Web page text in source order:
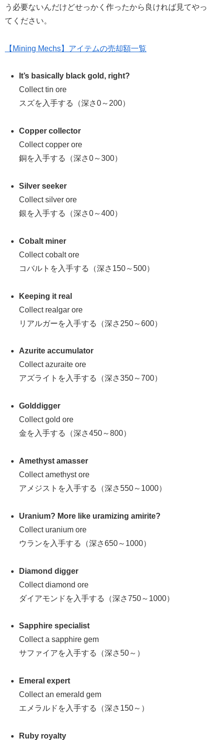
う必要ないんだけどせっかく作ったから良ければ見てやっ
てください。
【Mining Mechs】アイテムの売却額一覧
It’s basically black gold, right?
Collect tin ore
スズを入手する（深さ0～200）
Copper collector
Collect copper ore
銅を入手する（深さ0～300）
Silver seeker
Collect silver ore
銀を入手する（深さ0～400）
Cobalt miner
Collect cobalt ore
コバルトを入手する（深さ150～500）
Keeping it real
Collect realgar ore
リアルガーを入手する（深さ250～600）
Azurite accumulator
Collect azuraite ore
アズライトを入手する（深さ350～700）
Golddigger
Collect gold ore
金を入手する（深さ450～800）
Amethyst amasser
Collect amethyst ore
アメジストを入手する（深さ550～1000）
Uranium? More like uramizing amirite?
Collect uranium ore
ウランを入手する（深さ650～1000）
Diamond digger
Collect diamond ore
ダイアモンドを入手する（深さ750～1000）
Sapphire specialist
Collect a sapphire gem
サファイアを入手する（深さ50～）
Emeral expert
Collect an emerald gem
エメラルドを入手する（深さ150～）
Ruby royalty